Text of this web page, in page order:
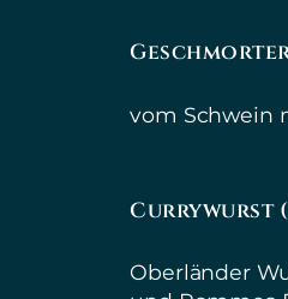
vom Schwein
Currywurst
Oberländer